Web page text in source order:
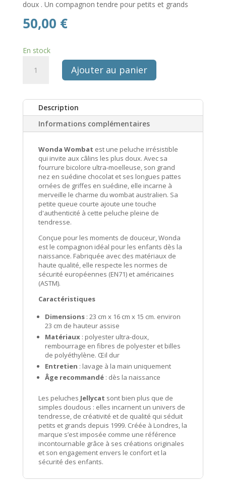
doux . Un compagnon tendre pour petits et grands
50,00 €
En stock
Wombat
Jellycat
Ajouter au panier
Description
Informations complémentaires
Wonda Wombat est une peluche irrésistible
qui invite aux câlins les plus doux. Avec sa
fourrure bicolore ultra-moelleuse, son grand
nez en suédine chocolat et ses longues pattes
ornées de griffes en suédine, elle incarne à
merveille le charme du wombat australien. Sa
petite queue courte ajoute une touche
d'authenticité à cette peluche pleine de
tendresse.
Conçue pour les moments de douceur, Wonda
est le compagnon idéal pour les enfants dès la
naissance. Fabriquée avec des matériaux de
haute qualité, elle respecte les normes de
sécurité européennes (EN71) et américaines
(ASTM).
Caractéristiques
Dimensions: 23 cm x 16 cm x 15 cm. environ
23 cm de hauteur assise
Matériaux : polyester ultra-doux,
rembourrage en fibres de polyester et billes
de polyéthylène. Œil dur
Entretien : lavage à la main uniquement
Âge recommandé: dès la naissance
Les peluches Jellycat sont bien plus que de
simples doudous : elles incarnent un univers de
tendresse, de créativité et de qualité qui séduit
petits et grands depuis 1999. Créée à Londres, la
marque s’est imposée comme une référence
incontournable grâce à ses créations originales
et son engagement envers le confort et la
sécurité des enfants.